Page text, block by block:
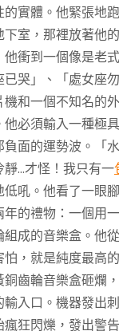
實體。他緊張地
室，那裡放著他
衝到一個像是老
哭」、「處女座
和一個不知名的
必須輸入一種極
面的運勢波。「
…才怪！我只有一
吼。他看了一眼
的禮物：一個用
成的音樂盒。他
怕，就是純度最高
齒輪音樂盒砸爛
入口。機器發出
狂閃爍，發出警